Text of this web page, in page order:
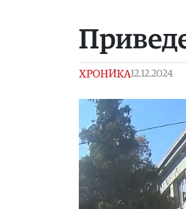
ХРОНИКА12.12.2024